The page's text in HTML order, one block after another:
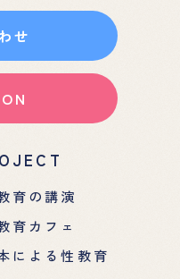
せ
育の講演
育カフェ
による性教育